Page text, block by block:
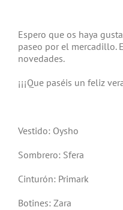
Espero que os haya
paseo por el mercadillo.
novedades.
¡¡¡Que paséis un feliz
Vestido: Oysho
Sombrero: Sfera
Cinturón: Primark
Botines: Zara